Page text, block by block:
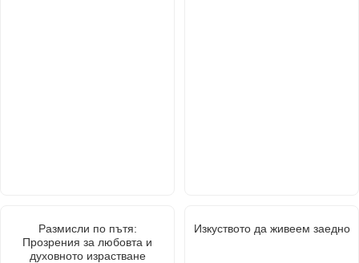
Размисли по пътя:
Прозрения за любовта и
духовното израстване
Изкуството да живеем заедно